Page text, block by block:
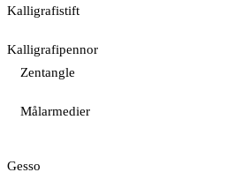
Kalligrafistift
Kalligrafipennor
Zentangle
Målarmedier
Gesso